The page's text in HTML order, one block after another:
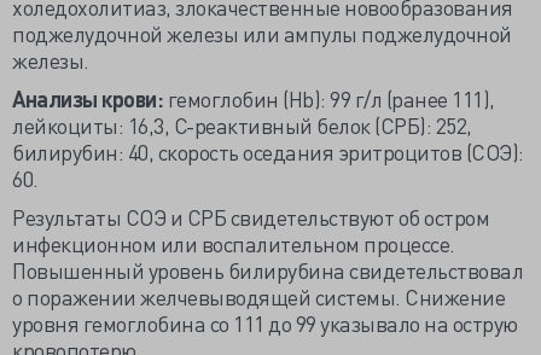
холедохолитиаз, злокачественные новообразования
поджелудочной железы или ампулы поджелудочной
железы.
Анализы крови: гемоглобин (Hb): 99 г/л (ранее 111),
лейкоциты: 16,3, С-реактивный белок (СРБ): 252,
билирубин: 40, скорость оседания эритроцитов (СОЭ):
60.
Результаты СОЭ и СРБ свидетельствуют об остром
инфекционном или воспалительном процессе.
Повышенный уровень билирубина свидетельствовал
о поражении желчевыводящей системы. Снижение
уровня гемоглобина со 111 до 99 указывало на острую